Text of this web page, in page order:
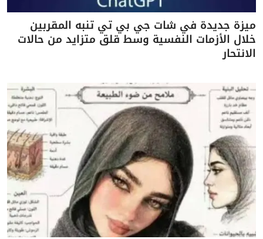
ميزة جديدة في شات جي بي تي تنبه المقربين
خلال الأزمات النفسية وسط قلق متزايد من حالات
الانتحار